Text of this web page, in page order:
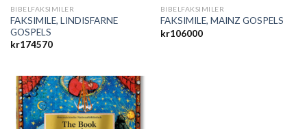
BIBELFAKSIMILER
FAKSIMILE, LINDISFARNE
GOSPELS
kr174570
BIBELFAKSIMILER
FAKSIMILE, MAINZ GOSPELS
kr106000